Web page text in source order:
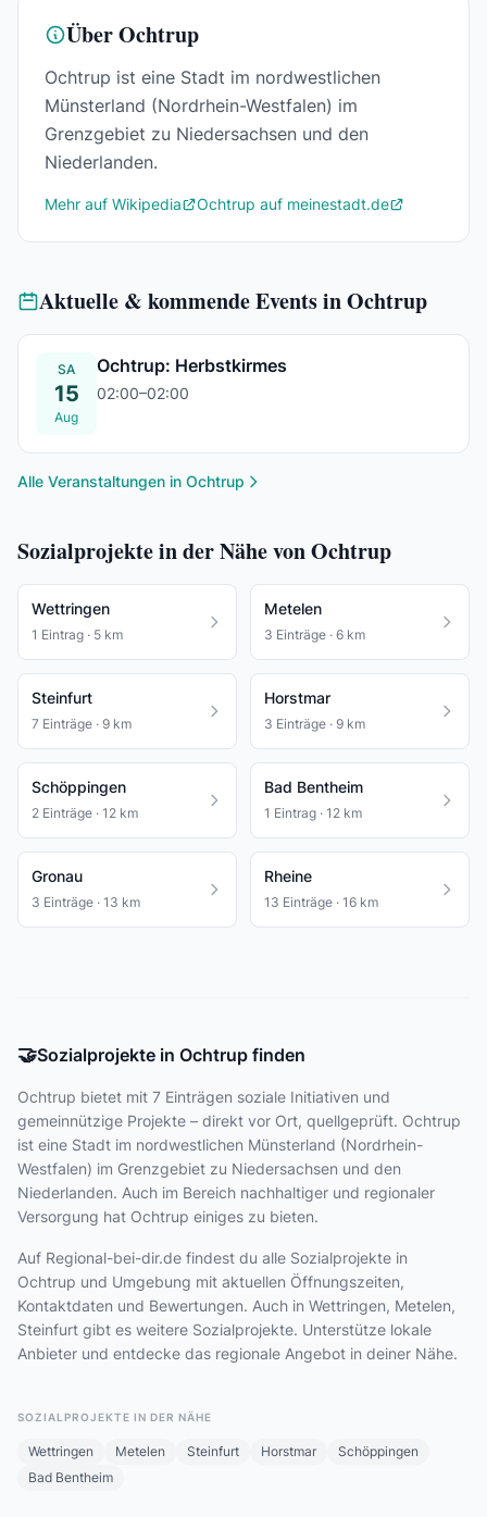
Über Ochtrup
Ochtrup ist eine Stadt im nordwestlichen
Münsterland (Nordrhein-Westfalen) im
Grenzgebiet zu Niedersachsen und den
Niederlanden.
Mehr auf Wikipedia Ochtrup auf meinestadt.de
Aktuelle & kommende Events in Ochtrup
SA
15
Aug
Ochtrup: Herbstkirmes
02:00–02:00
Alle Veranstaltungen in Ochtrup
Sozialprojekte in der Nähe von Ochtrup
Wettringen
1 Eintrag · 5 km
Metelen
3 Einträge · 6 km
Steinfurt
7 Einträge · 9 km
Horstmar
3 Einträge · 9 km
Schöppingen
2 Einträge · 12 km
Bad Bentheim
1 Eintrag · 12 km
Gronau
3 Einträge · 13 km
Rheine
13 Einträge · 16 km
🤝Sozialprojekte in Ochtrup finden
Ochtrup bietet mit 7 Einträgen soziale Initiativen und
gemeinnützige Projekte – direkt vor Ort, quellgeprüft. Ochtrup
ist eine Stadt im nordwestlichen Münsterland (Nordrhein-
Westfalen) im Grenzgebiet zu Niedersachsen und den
Niederlanden. Auch im Bereich nachhaltiger und regionaler
Versorgung hat Ochtrup einiges zu bieten.
Auf Regional-bei-dir.de findest du alle Sozialprojekte in
Ochtrup und Umgebung mit aktuellen Öffnungszeiten,
Kontaktdaten und Bewertungen. Auch in Wettringen, Metelen,
Steinfurt gibt es weitere Sozialprojekte. Unterstütze lokale
Anbieter und entdecke das regionale Angebot in deiner Nähe.
SOZIALPROJEKTE IN DER NÄHE
Wettringen Metelen Steinfurt Horstmar
Schöppingen
Bad Bentheim